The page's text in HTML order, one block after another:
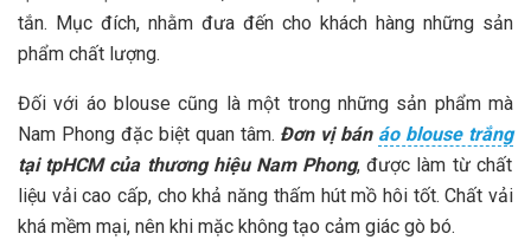
tắn. Mục đích, nhằm đưa đến cho khách hàng những sản
phẩm chất lượng.
Đối với áo blouse cũng là một trong những sản phẩm mà
Nam Phong đặc biệt quan tâm. Đơn vị bán áo blouse trắng
tại tpHCM của thương hiệu Nam Phong, được làm từ chất
liệu vải cao cấp, cho khả năng thấm hút mồ hôi tốt. Chất vải
khá mềm mại, nên khi mặc không tạo cảm giác gò bó.